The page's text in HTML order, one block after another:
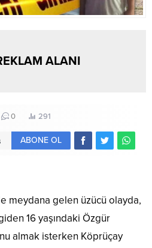
ALANI
0 291
ABONE OL
meydana gelen üzücü olayda,
16 yaşındaki Özgür
almak isterken Köprüçay